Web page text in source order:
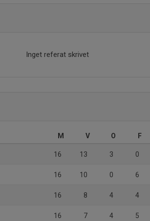
Inget referat skrivet
M V O F
16 13 3 0
16 10 0 6
16 8 4 4
16 7 4 5